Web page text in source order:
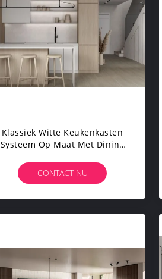
Klassiek Witte Keukenkasten
Systeem Op Maat Met Dining
CONTACT NU